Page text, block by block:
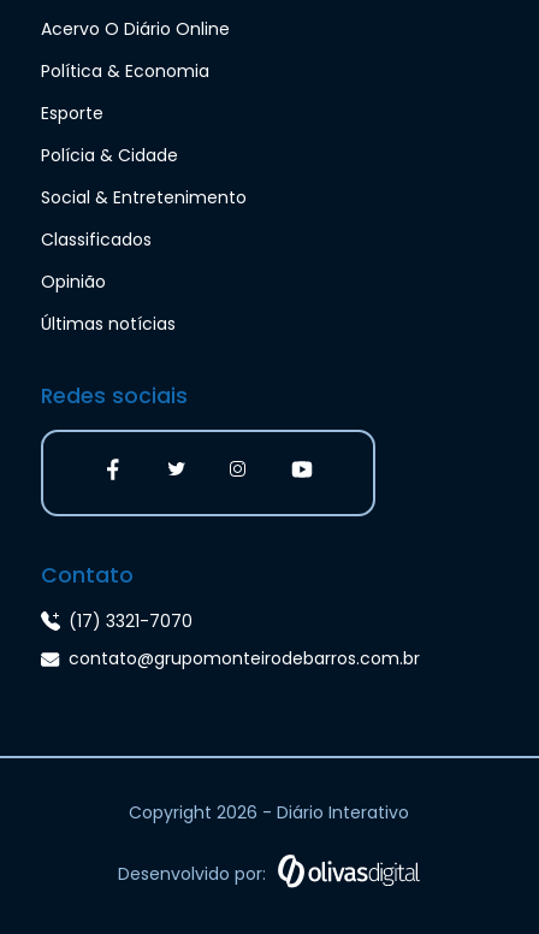
Acervo O Diário Online
Política & Economia
Esporte
Polícia & Cidade
Social & Entretenimento
Classificados
Opinião
Últimas notícias
Redes sociais
Contato
(17) 3321-7070
contato@grupomonteirodebarros.com.br
Copyright 2026 - Diário Interativo
Desenvolvido por: